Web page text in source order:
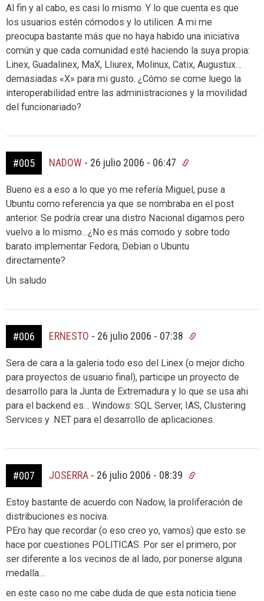
Al fin y al cabo, es casi lo mismo. Y lo que cuenta es que
los usuarios estén cómodos y lo utilicen. A mi me
preocupa bastante más que no haya habido una iniciativa
común y que cada comunidad esté haciendo la suya propia:
Linex, Guadalinex, MaX, Lliurex, Molinux, Catix, Augustux…
demasiadas «X» para mi gusto. ¿Cómo se come luego la
interoperabilidad entre las administraciones y la movilidad
del funcionariado?
#005 NADOW - 26 julio 2006 - 06:47
Bueno es a eso a lo que yo me refería Miguel, puse a
Ubuntu como referencia ya que se nombraba en el post
anterior. Se podría crear una distro Nacional digamos pero
vuelvo a lo mismo…¿No es más comodo y sobre todo
barato implementar Fedora, Debian o Ubuntu
directamente?
Un saludo
#006 ERNESTO - 26 julio 2006 - 07:38
Sera de cara a la galeria todo eso del Linex (o mejor dicho
para proyectos de usuario final), participe un proyecto de
desarrollo para la Junta de Extremadura y lo que se usa ahi
para el backend es… Windows: SQL Server, IAS, Clustering
Services y .NET para el desarrollo de aplicaciones.
#007 JOSERRA - 26 julio 2006 - 08:39
Estoy bastante de acuerdo con Nadow, la proliferación de
distribuciones es nociva.
PEro hay que recordar (o eso creo yo, vamos) que esto se
hace por cuestiones POLITICAS. Por ser el primero, por
ser diferente a los vecinos de al lado, por ponerse alguna
medalla…
en este caso no me cabe duda de que esta noticia tiene